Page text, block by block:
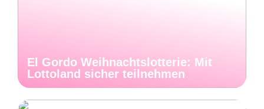
El Gordo Weihnachtslotterie: Mit
Lottoland sicher teilnehmen